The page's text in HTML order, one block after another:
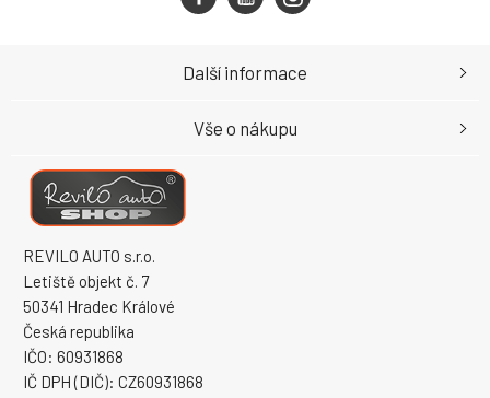
REVILO AUTO s.r.o.
Letiště objekt č. 7
50341 Hradec Králové
Česká republika
IČO: 60931868
IČ DPH (DIČ): CZ60931868
Další informace
Vše o nákupu